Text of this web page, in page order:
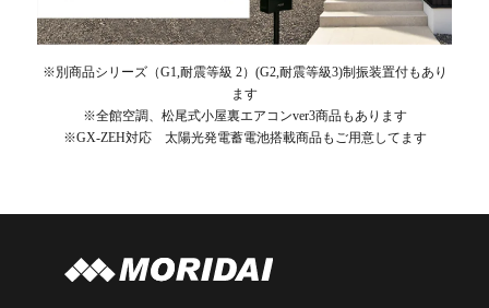
※別商品シリーズ（G1,耐震等級 2）(G2,耐震等級3)制振装置付もあり
ます
※全館空調、松尾式小屋裏エアコンver3商品もあります
※GX-ZEH対応 太陽光発電蓄電池搭載商品もご用意してます